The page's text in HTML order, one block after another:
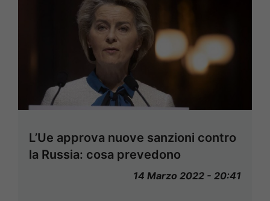
L’Ue approva nuove sanzioni contro
la Russia: cosa prevedono
14 Marzo 2022 - 20:41